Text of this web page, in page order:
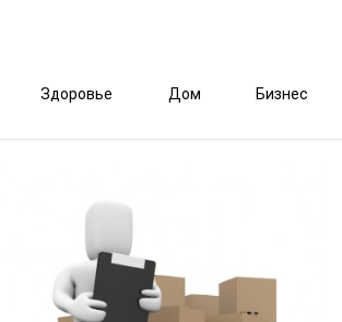
Здоровье Дом Бизнес